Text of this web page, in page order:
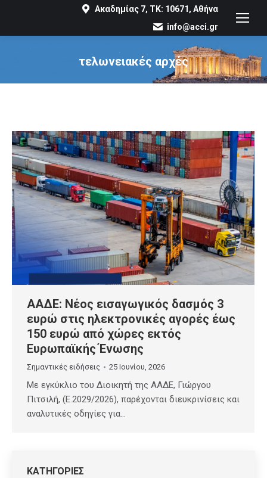
Ακαδημίας 7, ΤΚ: 10671, Αθήνα
info@acci.gr
τελωνειακές αρχές
You are here:
ΑΑΔΕ: Νέος εισαγωγικός δασμός 3
ευρώ στις ηλεκτρονικές αγορές έως
150 ευρώ από χώρες εκτός
Ευρωπαϊκής Ένωσης
Σημαντικές ειδήσεις 25 Ιουνίου, 2026
Με εγκύκλιο του Διοικητή της ΑΑΔΕ, Γιώργου
Πιτσιλή, (Ε.2029/2026), παρέχονται διευκρινίσεις και
αναλυτικές οδηγίες για…
ΚΑΤΗΓΟΡΙΕΣ